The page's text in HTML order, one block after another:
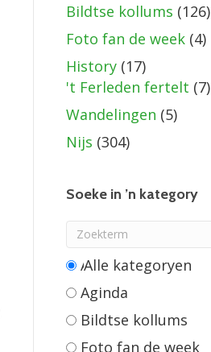
Bildtse kollums (126)
Foto fan de week(4)
History(17)
't Ferleden fertelt (7)
Wandelingen (5)
Nijs (304)
Soeke in ’n kategory
Alle categorieën
Aginda
Bildtse kollums
Foto fan de week